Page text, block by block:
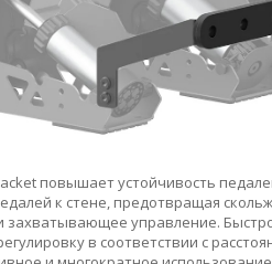
повышает устойчивость
к стене, предотвращая
захватывающее управление.
в соответствии с